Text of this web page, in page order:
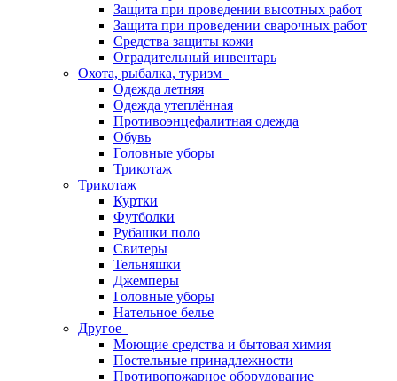
Защита при проведении высотных работ
Защита при проведении сварочных работ
Средства защиты кожи
Оградительный инвентарь
Охота, рыбалка, туризм
Одежда летняя
Одежда утеплённая
Противоэнцефалитная одежда
Обувь
Головные уборы
Трикотаж
Трикотаж
Куртки
Футболки
Рубашки поло
Свитеры
Тельняшки
Джемперы
Головные уборы
Нательное белье
Другое
Моющие средства и бытовая химия
Постельные принадлежности
Противопожарное оборудование